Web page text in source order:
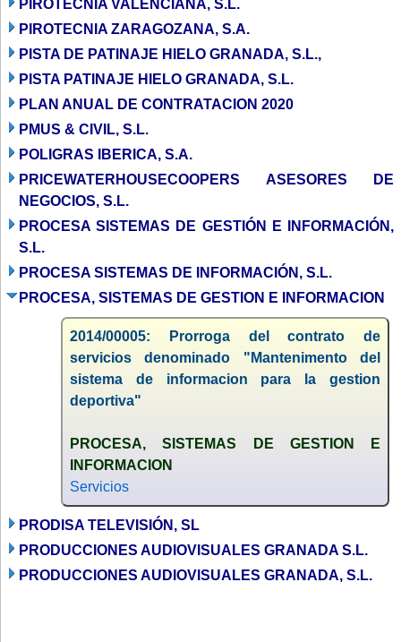
PIROTECNIA VALENCIANA, S.L.
PIROTECNIA ZARAGOZANA, S.A.
PISTA DE PATINAJE HIELO GRANADA, S.L.,
PISTA PATINAJE HIELO GRANADA, S.L.
PLAN ANUAL DE CONTRATACION 2020
PMUS & CIVIL, S.L.
POLIGRAS IBERICA, S.A.
PRICEWATERHOUSECOOPERS ASESORES DE
NEGOCIOS, S.L.
PROCESA SISTEMAS DE GESTIÓN E INFORMACIÓN,
S.L.
PROCESA SISTEMAS DE INFORMACIÓN, S.L.
PROCESA, SISTEMAS DE GESTION E INFORMACION
2014/00005: Prorroga del contrato de
servicios denominado "Mantenimento del
sistema de informacion para la gestion
deportiva"
PROCESA, SISTEMAS DE GESTION E
INFORMACION
Servicios
PRODISA TELEVISIÓN, SL
PRODUCCIONES AUDIOVISUALES GRANADA S.L.
PRODUCCIONES AUDIOVISUALES GRANADA, S.L.